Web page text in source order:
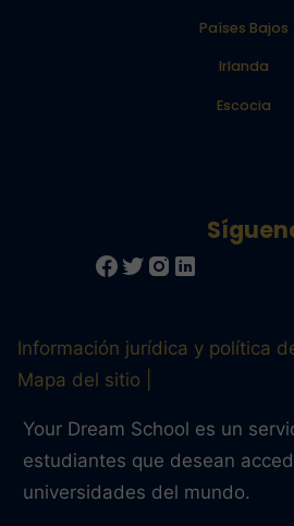
Países Bajos
Irlanda
Escocia
Información jurídica y política
Mapa del sitio
Your Dream School es un
estudiantes que desean
universidades del mundo.